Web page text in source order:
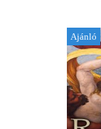
Ajánló